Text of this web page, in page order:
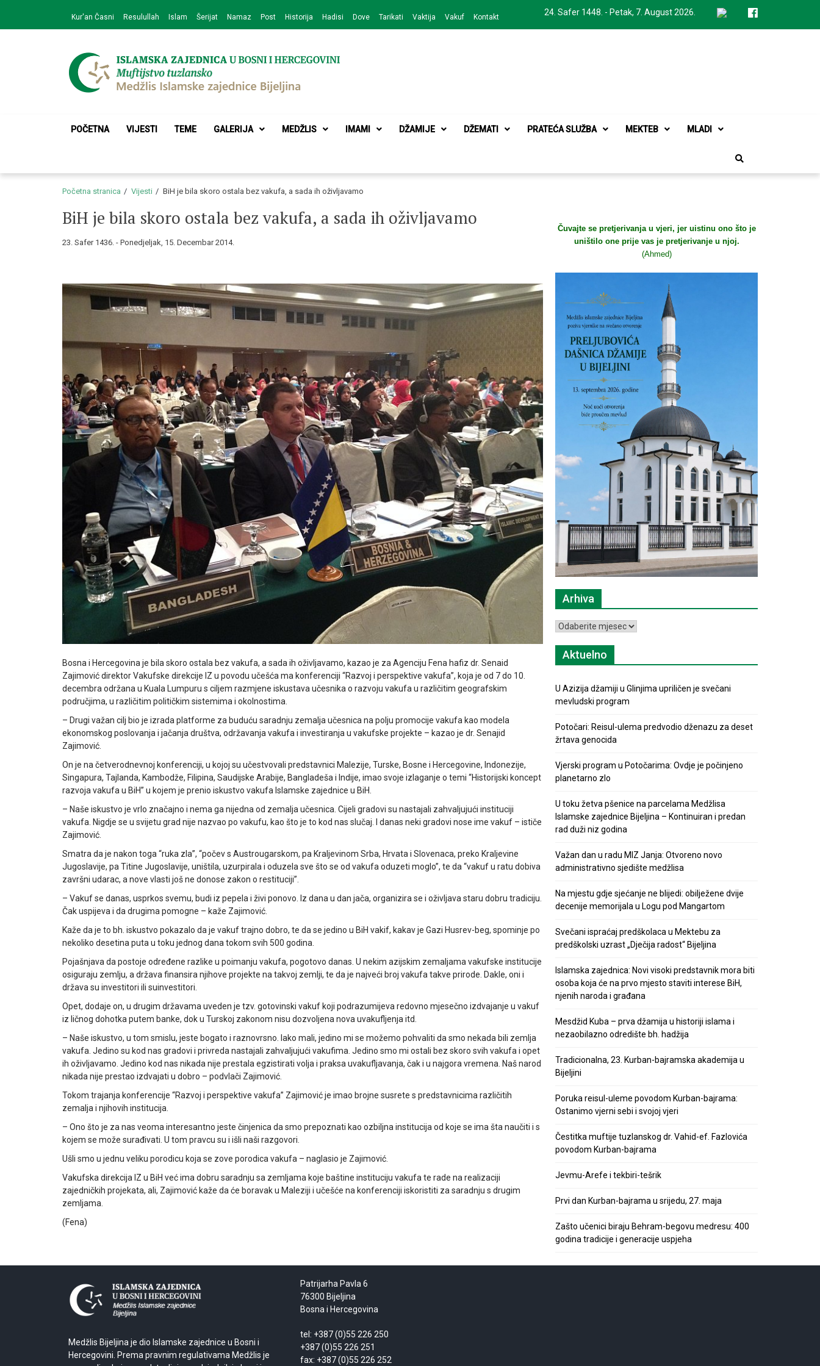
navigation
content
24. Safer 1448. - Petak, 7. August 2026.
Kur'an Časni Resulullah Islam Šerijat Namaz Post Historija Hadisi Dove Tarikati Vaktija Vakuf Kontakt
Medžlis Islamske zajednice Bijeljina
POČETNA VIJESTI TEME GALERIJA MEDŽLIS IMAMI DŽAMIJE DŽEMATI PRATEĆA SLUŽBA MEKTEB MLADI
Početna stranica Vijesti BiH je bila skoro ostala bez vakufa, a sada ih oživljavamo
BiH je bila skoro ostala bez vakufa, a sada ih oživljavamo
23. Safer 1436. - Ponedjeljak, 15. Decembar 2014.
Bosna i Hercegovina je bila skoro ostala bez vakufa, a sada ih oživljavamo, kazao je za Agenciju Fena hafiz dr. Senaid
Zajimović direktor Vakufske direkcije IZ u povodu učešća ma konferenciji “Razvoj i perspektive vakufa”, koja je od 7 do 10.
decembra održana u Kuala Lumpuru s ciljem razmjene iskustava učesnika o razvoju vakufa u različitim geografskim
područjima, u različitim političkim sistemima i okolnostima.
– Drugi važan cilj bio je izrada platforme za buduću saradnju zemalja učesnica na polju promocije vakufa kao modela
ekonomskog poslovanja i jačanja društva, održavanja vakufa i investiranja u vakufske projekte – kazao je dr. Senajid
Zajimović.
On je na četverodnevnoj konferenciji, u kojoj su učestvovali predstavnici Malezije, Turske, Bosne i Hercegovine, Indonezije,
Singapura, Tajlanda, Kambodže, Filipina, Saudijske Arabije, Bangladeša i Indije, imao svoje izlaganje o temi “Historijski koncept
razvoja vakufa u BiH” u kojem je prenio iskustvo vakufa Islamske zajednice u BiH.
– Naše iskustvo je vrlo značajno i nema ga nijedna od zemalja učesnica. Cijeli gradovi su nastajali zahvaljujući instituciji
vakufa. Nigdje se u svijetu grad nije nazvao po vakufu, kao što je to kod nas slučaj. I danas neki gradovi nose ime vakuf – ističe
Zajimović.
Smatra da je nakon toga “ruka zla”, “počev s Austrougarskom, pa Kraljevinom Srba, Hrvata i Slovenaca, preko Kraljevine
Jugoslavije, pa Titine Jugoslavije, uništila, uzurpirala i oduzela sve što se od vakufa oduzeti moglo”, te da “vakuf u ratu dobiva
završni udarac, a nove vlasti još ne donose zakon o restituciji”.
– Vakuf se danas, usprkos svemu, budi iz pepela i živi ponovo. Iz dana u dan jača, organizira se i oživljava staru dobru tradiciju.
Čak uspijeva i da drugima pomogne – kaže Zajimović.
Kaže da je to bh. iskustvo pokazalo da je vakuf trajno dobro, te da se jedino u BiH vakif, kakav je Gazi Husrev-beg, spominje po
nekoliko desetina puta u toku jednog dana tokom svih 500 godina.
Pojašnjava da postoje određene razlike u poimanju vakufa, pogotovo danas. U nekim azijskim zemaljama vakufske institucije
osiguraju zemlju, a država finansira njihove projekte na takvoj zemlji, te da je najveći broj vakufa takve prirode. Dakle, oni i
država su investitori ili suinvestitori.
Opet, dodaje on, u drugim državama uveden je tzv. gotovinski vakuf koji podrazumijeva redovno mjesečno izdvajanje u vakuf
iz ličnog dohotka putem banke, dok u Turskoj zakonom nisu dozvoljena nova uvakufljenja itd.
– Naše iskustvo, u tom smislu, jeste bogato i raznovrsno. Iako mali, jedino mi se možemo pohvaliti da smo nekada bili zemlja
vakufa. Jedino su kod nas gradovi i privreda nastajali zahvaljujući vakufima. Jedino smo mi ostali bez skoro svih vakufa i opet
ih oživljavamo. Jedino kod nas nikada nije prestala egzistirati volja i praksa uvakufljavanja, čak i u najgora vremena. Naš narod
nikada nije prestao izdvajati u dobro – podvlači Zajimović.
Tokom trajanja konferencije “Razvoj i perspektive vakufa” Zajimović je imao brojne susrete s predstavnicima različitih
zemalja i njihovih institucija.
– Ono što je za nas veoma interesantno jeste činjenica da smo prepoznati kao ozbiljna institucija od koje se ima šta naučiti i s
kojem se može surađivati. U tom pravcu su i išli naši razgovori.
Ušli smo u jednu veliku porodicu koja se zove porodica vakufa – naglasio je Zajimović.
Vakufska direkcija IZ u BiH već ima dobru saradnju sa zemljama koje baštine instituciju vakufa te rade na realizaciji
zajedničkih projekata, ali, Zajimović kaže da će boravak u Maleziji i učešće na konferenciji iskoristiti za saradnju s drugim
zemljama.
(Fena)
Čuvajte se pretjerivanja u vjeri, jer uistinu ono što je
uništilo one prije vas je pretjerivanje u njoj.
(Ahmed)
Arhiva
Arhiva
Aktuelno
U Azizija džamiji u Glinjima upriličen je svečani
mevludski program
Potočari: Reisul-ulema predvodio dženazu za deset
žrtava genocida
Vjerski program u Potočarima: Ovdje je počinjeno
planetarno zlo
U toku žetva pšenice na parcelama Medžlisa
Islamske zajednice Bijeljina – Kontinuiran i predan
rad duži niz godina
Važan dan u radu MIZ Janja: Otvoreno novo
administrativno sjedište medžlisa
Na mjestu gdje sjećanje ne blijedi: obilježene dvije
decenije memorijala u Logu pod Mangartom
Svečani ispraćaj predškolaca u Mektebu za
predškolski uzrast „Dječija radost“ Bijeljina
Islamska zajednica: Novi visoki predstavnik mora biti
osoba koja će na prvo mjesto staviti interese BiH,
njenih naroda i građana
Mesdžid Kuba – prva džamija u historiji islama i
nezaobilazno odredište bh. hadžija
Tradicionalna, 23. Kurban-bajramska akademija u
Bijeljini
Poruka reisul-uleme povodom Kurban-bajrama:
Ostanimo vjerni sebi i svojoj vjeri
Čestitka muftije tuzlanskog dr. Vahid-ef. Fazlovića
povodom Kurban-bajrama
Jevmu-Arefe i tekbiri-tešrik
Prvi dan Kurban-bajrama u srijedu, 27. maja
Zašto učenici biraju Behram-begovu medresu: 400
godina tradicije i generacije uspjeha
Medžlis Bijeljina je dio Islamske zajednice u Bosni i
Hercegovini. Prema pravnim regulativama Medžlis je
Patrijarha Pavla 6
76300 Bijeljina
Bosna i Hercegovina
tel: +387 (0)55 226 250
+387 (0)55 226 251
fax: +387 (0)55 226 252